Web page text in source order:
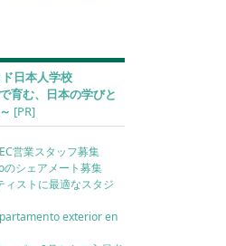
日本人学校
育む、日本の学びと
[PR]
営業スタッフ募集
のシェアメート募集
ィストに最適なスタジ
exterior en